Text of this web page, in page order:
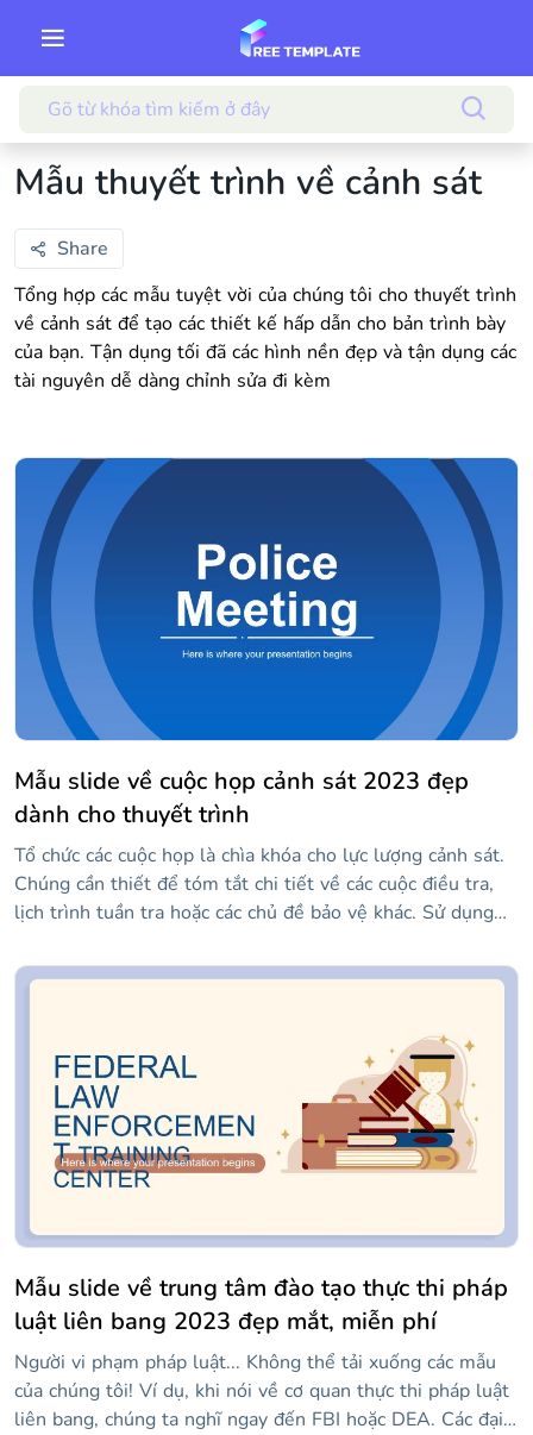
Mẫu thuyết trình về cảnh sát
Share
Tổng hợp các mẫu tuyệt vời của chúng tôi cho thuyết trình
về cảnh sát để tạo các thiết kế hấp dẫn cho bản trình bày
của bạn. Tận dụng tối đã các hình nền đẹp và tận dụng các
tài nguyên dễ dàng chỉnh sửa đi kèm
Mẫu slide về cuộc họp cảnh sát 2023 đẹp
dành cho thuyết trình
Tổ chức các cuộc họp là chìa khóa cho lực lượng cảnh sát.
Chúng cần thiết để tóm tắt chi tiết về các cuộc điều tra,
lịch trình tuần tra hoặc các chủ đề bảo vệ khác. Sử dụng
để bảo vệ công dân!
Mẫu slide về trung tâm đào tạo thực thi pháp
luật liên bang 2023 đẹp mắt, miễn phí
Người vi phạm pháp luật... Không thể tải xuống các mẫu
của chúng tôi! Ví dụ, khi nói về cơ quan thực thi pháp luật
liên bang, chúng ta nghĩ ngay đến FBI hoặc DEA. Các đại